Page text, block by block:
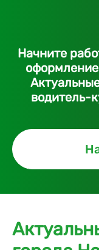
Начните
водитель-